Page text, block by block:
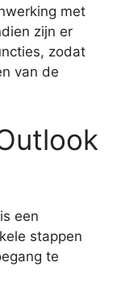
met
zijn er
zodat
van de
een
stappen
te